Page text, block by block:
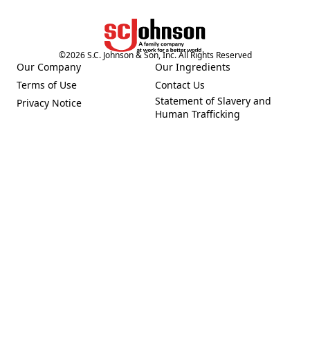
©2026S.C. Johnson & Son, Inc. All Rights Reserved
Our Company
(Opens in a new tab)
Terms of Use
(Opens in a new tab)
Privacy Notice
(Opens in a new tab)
Our Ingredients
(Opens in a new tab)
Contact Us
(Opens in a new tab)
Statement of Slavery and
Human Trafficking
(Opens in a new tab)